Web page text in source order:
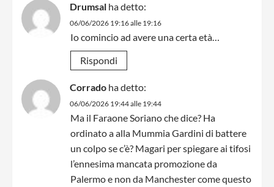
Drumsal ha detto:
06/06/2026 19:16 alle 19:16
Io comincio ad avere una certa età…
Rispondi
Corrado ha detto:
06/06/2026 19:44 alle 19:44
Ma il Faraone Soriano che dice? Ha
ordinato a alla Mummia Gardini di battere
un colpo se c’è? Magari per spiegare ai tifosi
l’ennesima mancata promozione da
Palermo e non da Manchester come questo